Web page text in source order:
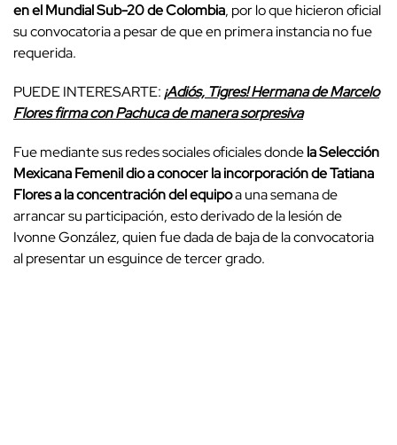
en el Mundial Sub-20 de Colombia, por lo que hicieron oficial
su convocatoria a pesar de que en primera instancia no fue
requerida.
PUEDE INTERESARTE:¡Adiós, Tigres! Hermana de Marcelo
Flores firma con Pachuca de manera sorpresiva
Fue mediante sus redes sociales oficiales dondela Selección
Mexicana Femenil dio a conocer la incorporación de Tatiana
Flores a la concentración del equipoa una semana de
arrancar su participación, esto derivado de la lesión de
Ivonne González, quien fue dada de baja de la convocatoria
al presentar un esguince de tercer grado.